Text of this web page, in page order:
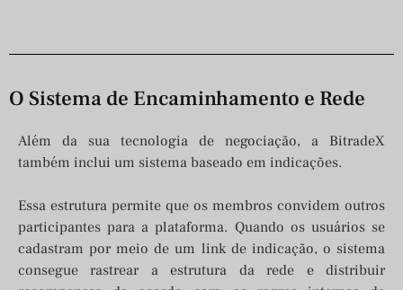
O Sistema de Encaminhamento e Rede
Além da sua tecnologia de negociação, a BitradeX
também inclui um sistema baseado em indicações.
Essa estrutura permite que os membros convidem outros
participantes para a plataforma. Quando os usuários se
cadastram por meio de um link de indicação, o sistema
consegue rastrear a estrutura da rede e distribuir